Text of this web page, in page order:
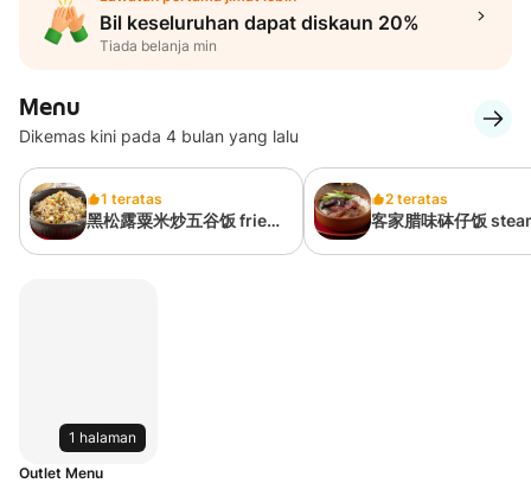
Bil keseluruhan dapat diskaun 20%
Tiada belanja min
Menu
Dikemas kini pada 4 bulan yang lalu
1 teratas
黑松露粟米炒五谷饭 fried
2 teratas
客家腊味砵仔饭
1 halaman
Outlet Menu